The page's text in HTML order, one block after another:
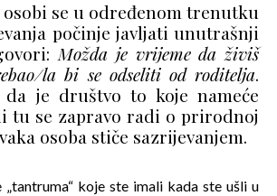
osobi se u određenom trenutku
počinje javljati unutrašnji
Možda je vrijeme da živiš
la bi se odseliti od roditelja.
je društvo to koje nameće
tu se zapravo radi o prirodnoj
osoba stiče sazrijevanjem.
koje ste imali kada ste ušli u